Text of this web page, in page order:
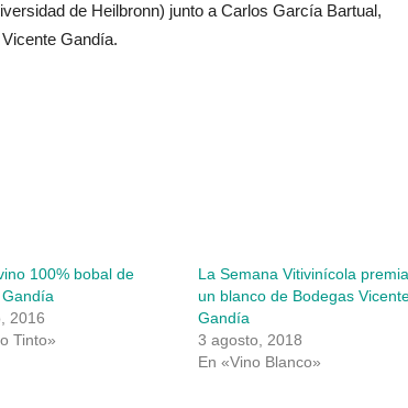
de Heilbronn) junto a Carlos García Bartual,
Gandía.
100% bobal de
2016
Tinto»
La Semana Vitivinícola premia
un blanco de Bodegas
Gandía
3 agosto, 2018
En «Vino Blanco»